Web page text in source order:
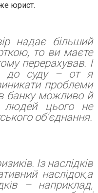
юрист.
надає більший
то ви маєте
перерахував. І
до суду – от я
проблеми
банку можливо й
людей цього не
об'єднання.
Із наслідків
наслідок,а
– наприклад,